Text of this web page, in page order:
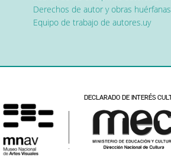
Derechos de autor y obras huérfanas
Equipo de trabajo de autores.uy